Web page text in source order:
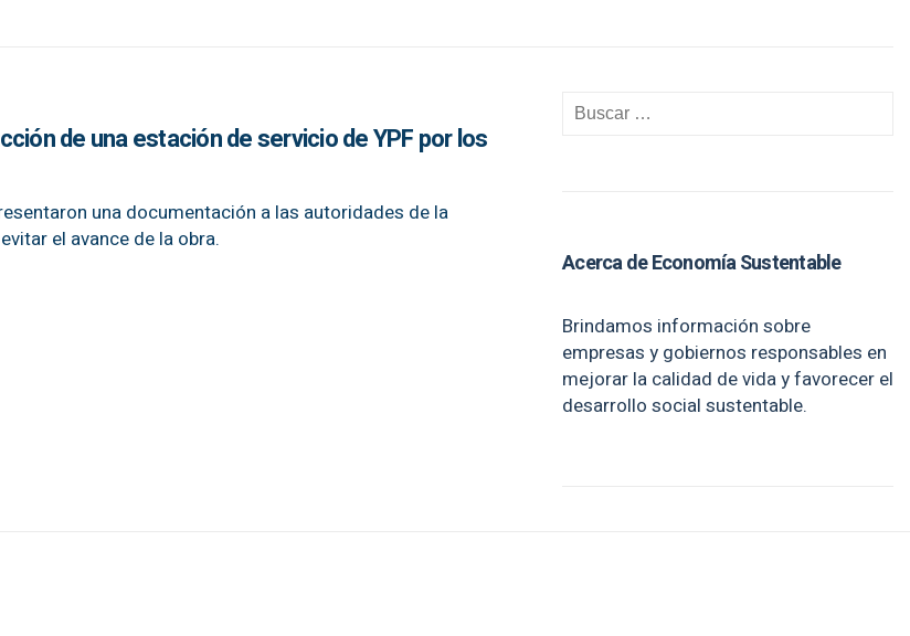
de una estación de servicio de YPF por los
una documentación a las autoridades de la
el avance de la obra.
Acerca de Economía Sustentable
Brindamos información sobre
empresas y gobiernos responsables en
mejorar la calidad de vida y favorecer el
desarrollo social sustentable.